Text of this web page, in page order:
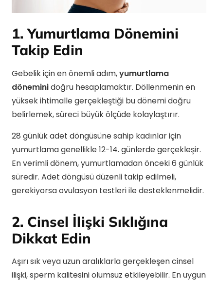
1. Yumurtlama Dönemini
Takip Edin
Gebelik için en önemli adım,yumurtlama
döneminidoğru hesaplamaktır. Döllenmenin en
yüksek ihtimalle gerçekleştiği bu dönemi doğru
belirlemek, süreci büyük ölçüde kolaylaştırır.
28 günlük adet döngüsüne sahip kadınlar için
yumurtlama genellikle 12-14. günlerde gerçekleşir.
En verimli dönem, yumurtlamadan önceki 6 günlük
süredir. Adet döngüsü düzenli takip edilmeli,
gerekiyorsa ovulasyon testleri ile desteklenmelidir.
2. Cinsel İlişki Sıklığına
Dikkat Edin
Aşırı sık veya uzun aralıklarla gerçekleşen cinsel
ilişki, sperm kalitesini olumsuz etkileyebilir. En uygun